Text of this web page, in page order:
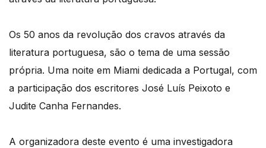
Os 50 anos da revolução dos cravos através da
literatura portuguesa, são o tema de uma sessão
própria. Uma noite em Miami dedicada a Portugal, com
a participação dos escritores José Luís Peixoto e
Judite Canha Fernandes.
A organizadora deste evento é uma investigadora